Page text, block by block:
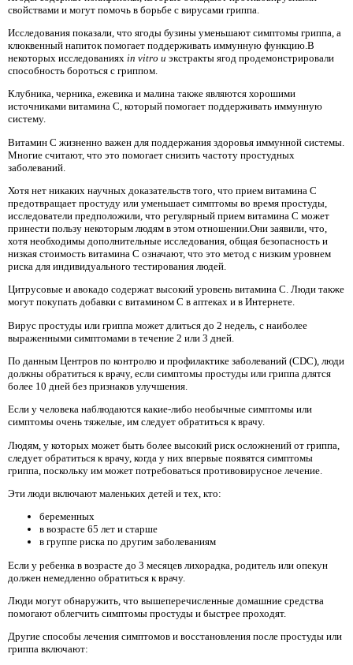
свойствами и могут помочь в борьбе с вирусами гриппа.
Исследования показали, что ягоды бузины уменьшают симптомы гриппа, а
клюквенный напиток помогает поддерживать иммунную функцию.В
некоторых исследованиях in vitro и экстракты ягод продемонстрировали
способность бороться с гриппом.
Клубника, черника, ежевика и малина также являются хорошими
источниками витамина С, который помогает поддерживать иммунную
систему.
Витамин С жизненно важен для поддержания здоровья иммунной системы.
Многие считают, что это помогает снизить частоту простудных
заболеваний.
Хотя нет никаких научных доказательств того, что прием витамина С
предотвращает простуду или уменьшает симптомы во время простуды,
исследователи предположили, что регулярный прием витамина С может
принести пользу некоторым людям в этом отношении.Они заявили, что,
хотя необходимы дополнительные исследования, общая безопасность и
низкая стоимость витамина С означают, что это метод с низким уровнем
риска для индивидуального тестирования людей.
Цитрусовые и авокадо содержат высокий уровень витамина С. Люди также
могут покупать добавки с витамином С в аптеках и в Интернете.
Вирус простуды или гриппа может длиться до 2 недель, с наиболее
выраженными симптомами в течение 2 или 3 дней.
По данным Центров по контролю и профилактике заболеваний (CDC), люди
должны обратиться к врачу, если симптомы простуды или гриппа длятся
более 10 дней без признаков улучшения.
Если у человека наблюдаются какие-либо необычные симптомы или
симптомы очень тяжелые, им следует обратиться к врачу.
Людям, у которых может быть более высокий риск осложнений от гриппа,
следует обратиться к врачу, когда у них впервые появятся симптомы
гриппа, поскольку им может потребоваться противовирусное лечение.
Эти люди включают маленьких детей и тех, кто:
беременных
в возрасте 65 лет и старше
в группе риска по другим заболеваниям
Если у ребенка в возрасте до 3 месяцев лихорадка, родитель или опекун
должен немедленно обратиться к врачу.
Люди могут обнаружить, что вышеперечисленные домашние средства
помогают облегчить симптомы простуды и быстрее проходят.
Другие способы лечения симптомов и восстановления после простуды или
гриппа включают: